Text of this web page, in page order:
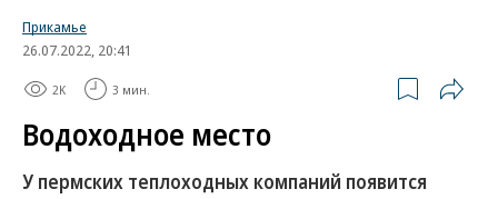
Прикамье
26.07.2022, 20:41
2K 3 мин.
Водоходное место
У пермских теплоходных компаний появится